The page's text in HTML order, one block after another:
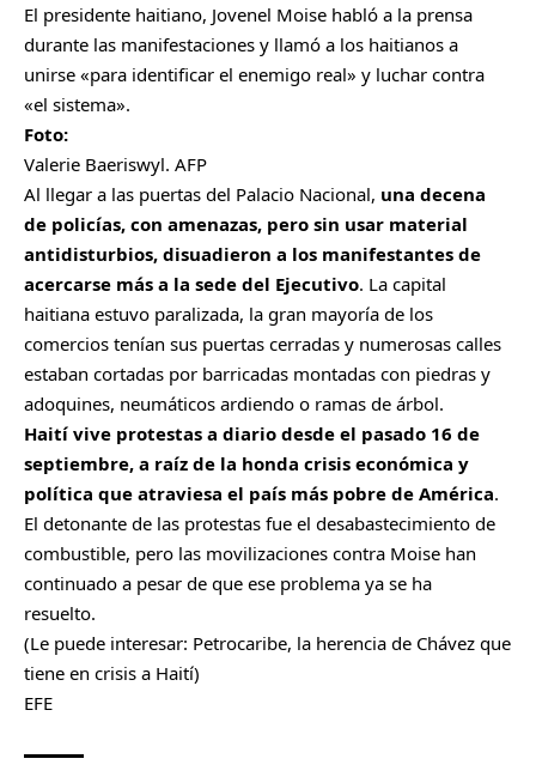
El presidente haitiano, Jovenel Moise habló a la prensa
durante las manifestaciones y llamó a los haitianos a
unirse «para identificar el enemigo real» y luchar contra
«el sistema».
Foto:
Valerie Baeriswyl. AFP
Al llegar a las puertas del Palacio Nacional, una decena
de policías, con amenazas, pero sin usar material
antidisturbios, disuadieron a los manifestantes de
acercarse más a la sede del Ejecutivo. La capital
haitiana estuvo paralizada, la gran mayoría de los
comercios tenían sus puertas cerradas y numerosas calles
estaban cortadas por barricadas montadas con piedras y
adoquines, neumáticos ardiendo o ramas de árbol.
Haití vive protestas a diario desde el pasado 16 de
septiembre, a raíz de la honda crisis económica y
política que atraviesa el país más pobre de América.
El detonante de las protestas fue el desabastecimiento de
combustible, pero las movilizaciones contra Moise han
continuado a pesar de que ese problema ya se ha
resuelto.
(Le puede interesar: Petrocaribe, la herencia de Chávez que
tiene en crisis a Haití)
EFE